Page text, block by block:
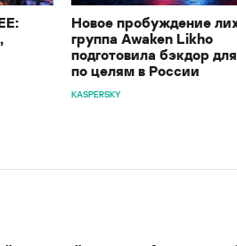
Новое пробуждение
группа Awaken Likho
подготовила бэкдор
по целям в России
KASPERSKY